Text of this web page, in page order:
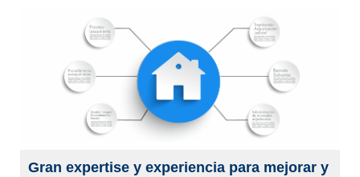
Gran expertise y experiencia para mejorar y